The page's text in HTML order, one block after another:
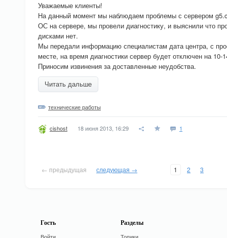
Уважаемые клиенты!
На данный момент мы наблюдаем проблемы с сервером
ОС на сервере, мы провели диагностику, и выяснили что
дисками нет.
Мы передали информацию специалистам дата центра, с
месте, на время диагностики сервер будет отключен на 10-
Приносим извинения за доставленные неудобства.
Читать дальше
технические работы
cishost 18 июня 2013, 16:29 1
← предыдущая следующая → 1 2 3
Гость Разделы